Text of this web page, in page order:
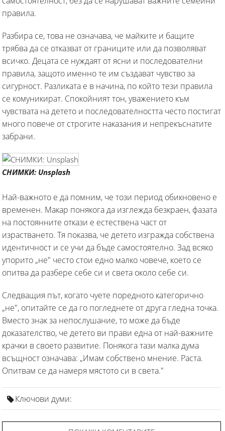
правила.
Разбира се, това не означава, че майките и бащите
трябва да се отказват от границите или да позволяват
всичко. Децата се нуждаят от ясни и последователни
правила, защото именно те им създават чувство за
сигурност. Разликата е в начина, по който тези правила
се комуникират. Спокойният тон, уважението към
чувствата на детето и последователността често постигат
много повече от строгите наказания и непрекъснатите
забрани.
СНИМКИ: Unsplash
Най-важното е да помним, че този период обикновено е
временен. Макар понякога да изглежда безкраен, фазата
на постоянните откази е естествена част от
израстването. Тя показва, че детето изгражда собствена
идентичност и се учи да бъде самостоятелно. Зад всяко
упорито „не" често стои едно малко човече, което се
опитва да разбере себе си и света около себе си.
Следващия път, когато чуете поредното категорично
„не", опитайте се да го погледнете от друга гледна точка.
Вместо знак за непослушание, то може да бъде
доказателство, че детето ви прави една от най-важните
крачки в своето развитие. Понякога тази малка дума
всъщност означава: „Имам собствено мнение. Раста.
Опитвам се да намеря мястото си в света."
Ключови думи: